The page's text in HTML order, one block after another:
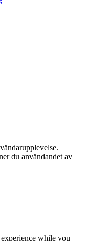
du användandet av
while you